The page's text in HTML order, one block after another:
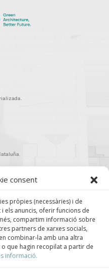
consent
pròpies (necessàries) i de
els anuncis, oferir funcions de
compartim informació sobre
partners de xarxes socials,
combinar-la amb una altra
que hagin recopilat a partir de
informació.
y Paisajismo.